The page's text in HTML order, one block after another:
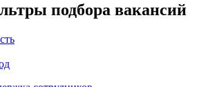
подбора вакансий